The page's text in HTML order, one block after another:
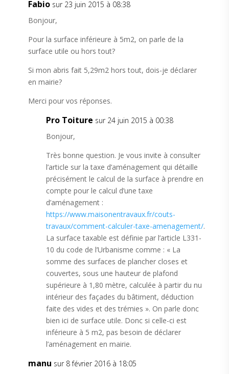
Fabio sur 23 juin 2015 à 08:38
Bonjour,
Pour la surface inférieure à 5m2, on parle de la
surface utile ou hors tout?
Si mon abris fait 5,29m2 hors tout, dois-je déclarer
en mairie?
Merci pour vos réponses.
Pro Toiture sur 24 juin 2015 à 00:38
Bonjour,
Très bonne question. Je vous invite à consulter
l’article sur la taxe d’aménagement qui détaille
précisément le calcul de la surface à prendre en
compte pour le calcul d’une taxe
d’aménagement :
https://www.maisonentravaux.fr/couts-
travaux/comment-calculer-taxe-amenagement/.
La surface taxable est définie par l’article L331-
10 du code de l’Urbanisme comme : « La
somme des surfaces de plancher closes et
couvertes, sous une hauteur de plafond
supérieure à 1,80 mètre, calculée à partir du nu
intérieur des façades du bâtiment, déduction
faite des vides et des trémies ». On parle donc
bien ici de surface utile. Donc si celle-ci est
inférieure à 5 m2, pas besoin de déclarer
l’aménagement en mairie.
manu sur 8 février 2016 à 18:05